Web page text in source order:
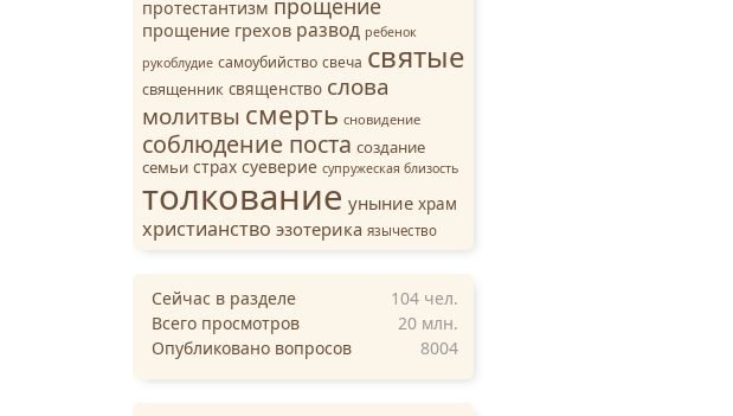
протестантизм
прощение грехов развод ребенок
рукоблудие самоубийство свеча святые
священник священство слова
молитвы смерть сновидение
соблюдение поста создание
семьи страх суеверие супружеская близость
толкование уныние храм
христианство эзотерика язычество
Сейчас в разделе 104 чел.
Всего просмотров
20 млн.
Опубликовано вопросов
8004